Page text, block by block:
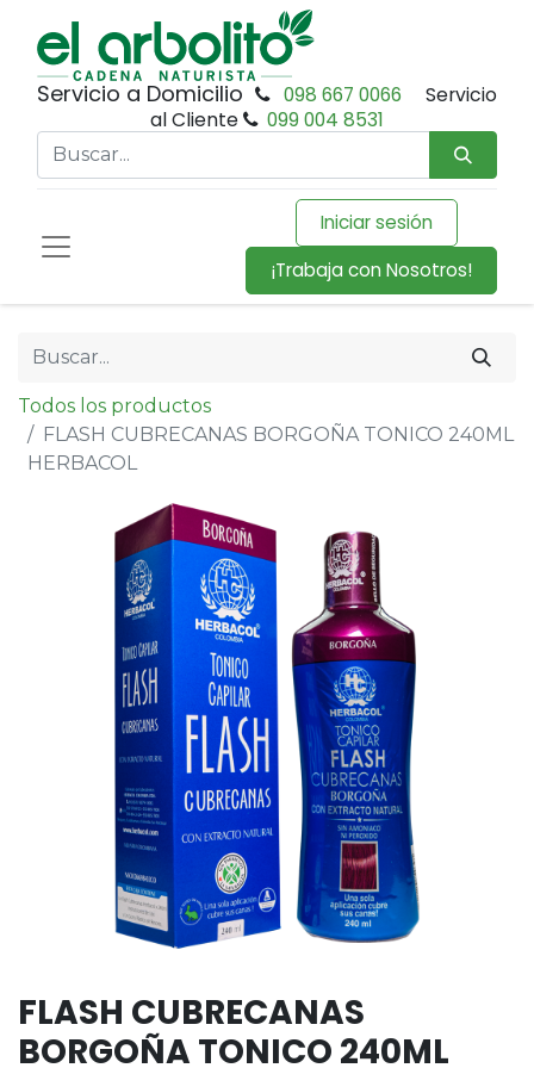
Servicio a Domicilio 098 667 0066
Servicio
al Cliente
099 004 8531
Iniciar sesión
¡Trabaja con Nosotros!
Todos los productos
FLASH CUBRECANAS BORGOÑA TONICO 240ML
HERBACOL
FLASH CUBRECANAS
BORGOÑA TONICO 240ML